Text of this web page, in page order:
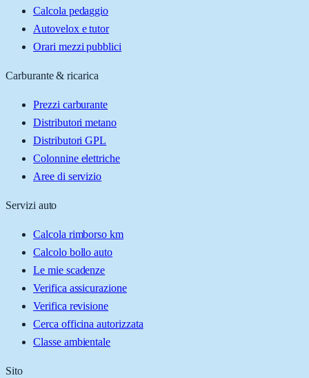
Calcola pedaggio
Autovelox e tutor
Orari mezzi pubblici
Carburante & ricarica
Prezzi carburante
Distributori metano
Distributori GPL
Colonnine elettriche
Aree di servizio
Servizi auto
Calcola rimborso km
Calcolo bollo auto
Le mie scadenze
Verifica assicurazione
Verifica revisione
Cerca officina autorizzata
Classe ambientale
Sito